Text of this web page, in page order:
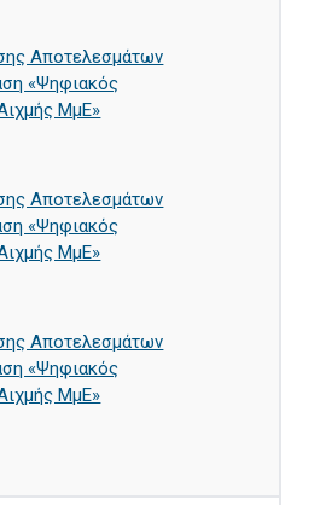
Αποτελεσμάτων
«Ψηφιακός
ΜμΕ»
Αποτελεσμάτων
«Ψηφιακός
ΜμΕ»
Αποτελεσμάτων
«Ψηφιακός
ΜμΕ»